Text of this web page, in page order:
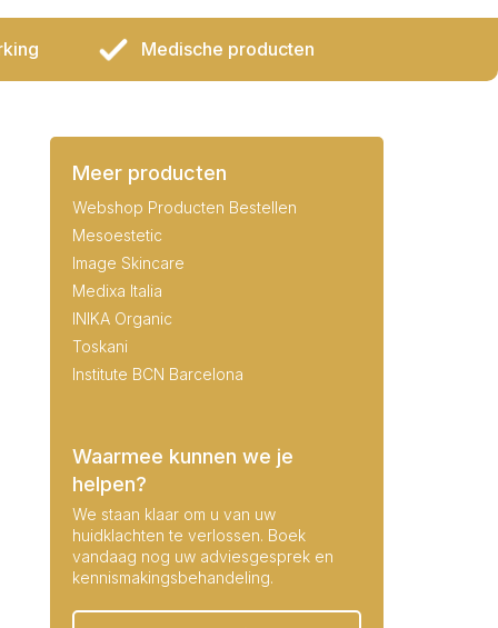
Medische producten
Meer producten
Webshop Producten Bestellen
Mesoestetic
Image Skincare
Medixa Italia
INIKA Organic
Toskani
Institute BCN Barcelona
Waarmee kunnen we je
helpen?
We staan klaar om u van uw
huidklachten te verlossen. Boek
vandaag nog uw adviesgesprek en
kennismakingsbehandeling.